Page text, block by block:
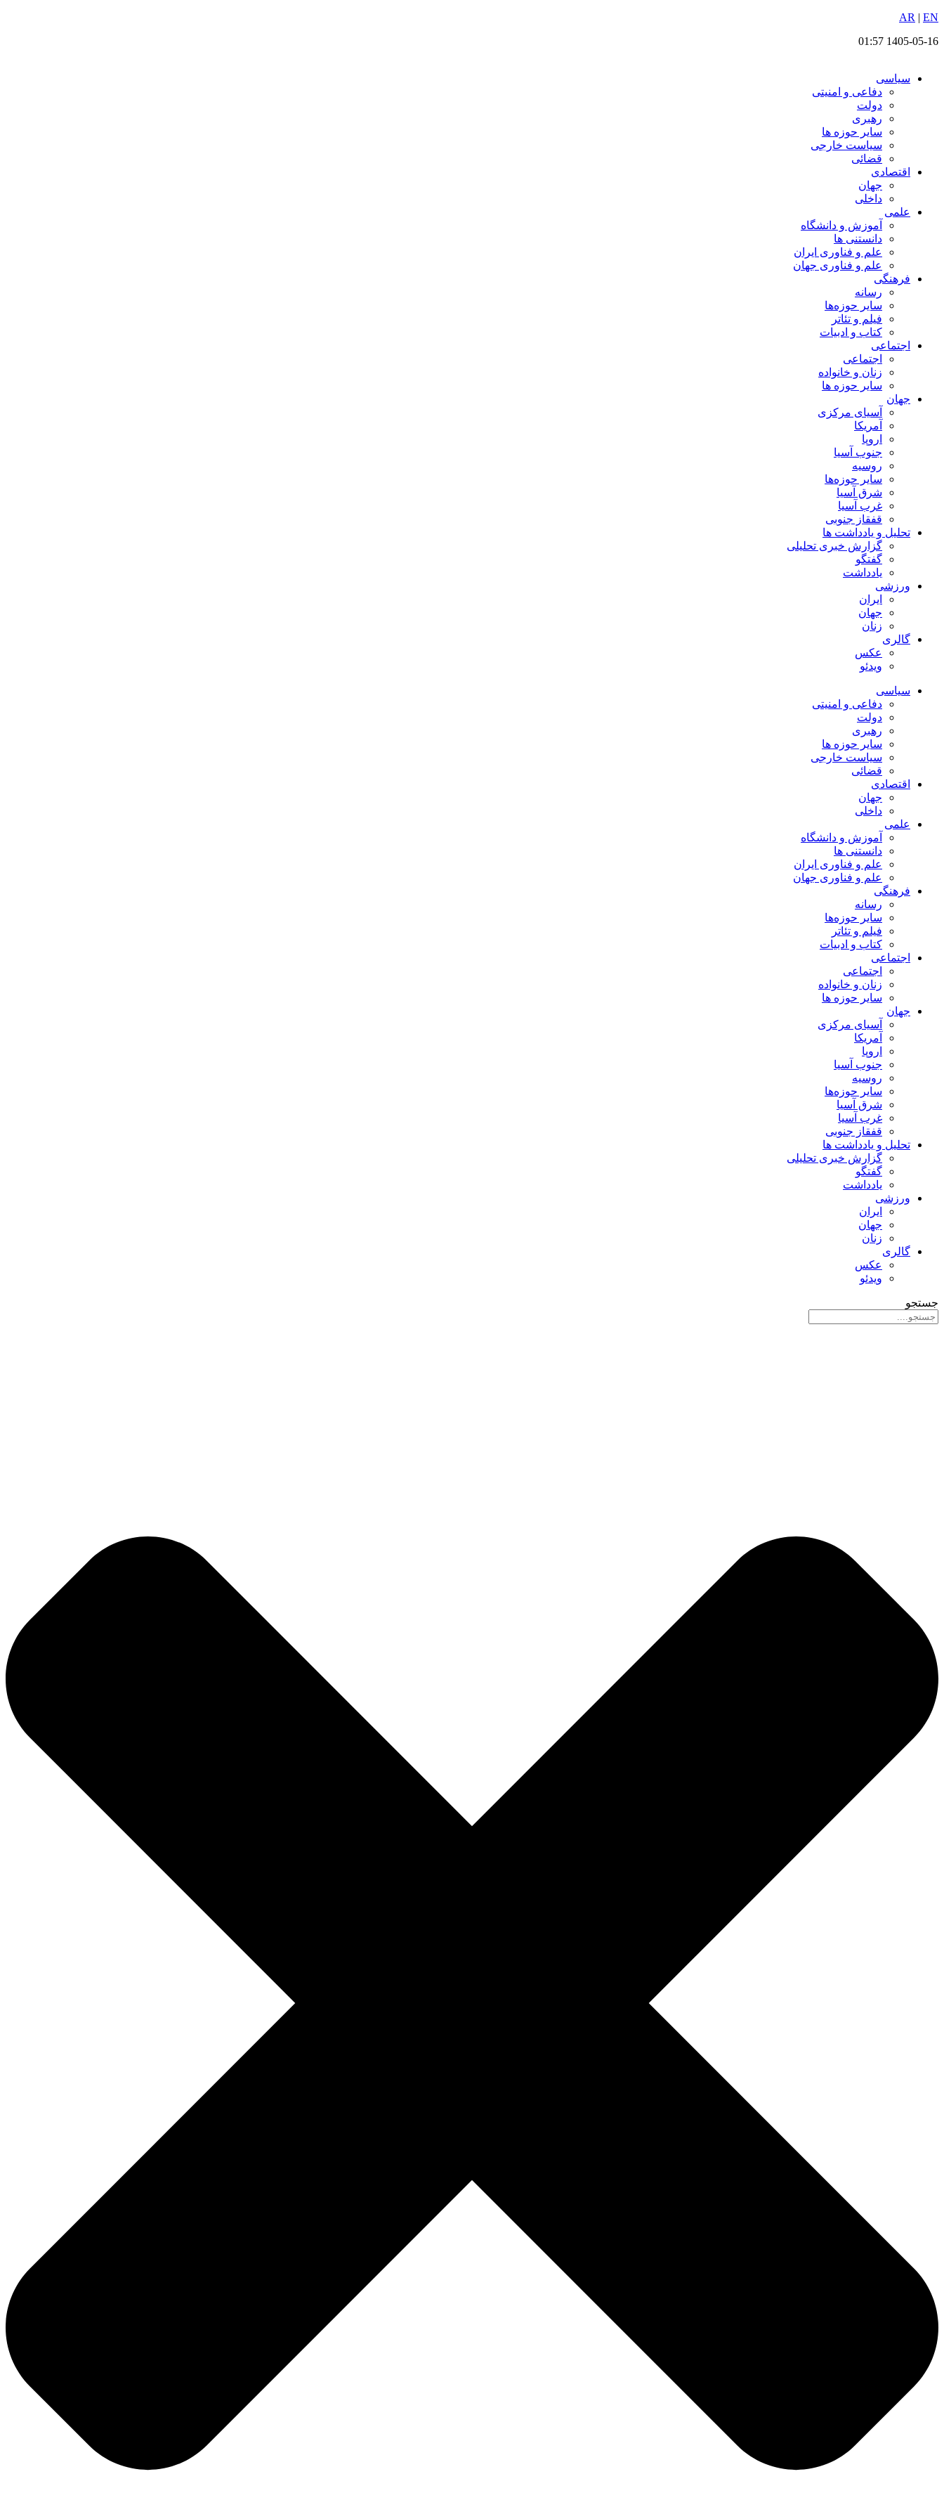
پرش
محتوا
AR | EN
1405-05-16 01:57
سیاسی
دفاعی و امنیتی
دولت
رهبری
سایر حوزه ها
سیاست خارجی
قضائی
اقتصادی
جهان
داخلی
علمی
آموزش و دانشگاه
دانستنی ها
علم و فناوری ایران
علم و فناوری جهان
فرهنگی
رسانه
سایر حوزه‌ها
فیلم و تئاتر
کتاب و ادبیات
اجتماعی
اجتماعی
زنان و خانواده
سایر حوزه ها
جهان
آسیای مرکزی
آمریکا
اروپا
جنوب آسیا
روسیه
سایر حوزه‌ها
شرق آسیا
غرب آسیا
قفقاز جنوبی
تحلیل و یادداشت ها
گزارش خبری تحلیلی
گفتگو
یادداشت
ورزشی
ایران
جهان
زنان
گالری
عکس
ویدئو
سیاسی
دفاعی و امنیتی
دولت
رهبری
سایر حوزه ها
سیاست خارجی
قضائی
اقتصادی
جهان
داخلی
علمی
آموزش و دانشگاه
دانستنی ها
علم و فناوری ایران
علم و فناوری جهان
فرهنگی
رسانه
سایر حوزه‌ها
فیلم و تئاتر
کتاب و ادبیات
اجتماعی
اجتماعی
زنان و خانواده
سایر حوزه ها
جهان
آسیای مرکزی
آمریکا
اروپا
جنوب آسیا
روسیه
سایر حوزه‌ها
شرق آسیا
غرب آسیا
قفقاز جنوبی
تحلیل و یادداشت ها
گزارش خبری تحلیلی
گفتگو
یادداشت
ورزشی
ایران
جهان
زنان
گالری
عکس
ویدئو
جستجو